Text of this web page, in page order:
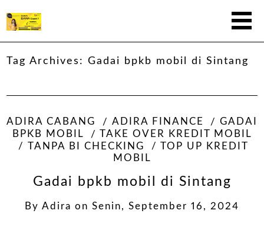
Tag Archives:Gadai bpkb mobil di Sintang
ADIRA CABANG ADIRA FINANCE
GADAI
BPKB MOBIL
TAKE OVER KREDIT MOBIL
TANPA BI CHECKING
TOP UP KREDIT
MOBIL
Gadai bpkb mobil di Sintang
By Adira on Senin, September 16, 2024